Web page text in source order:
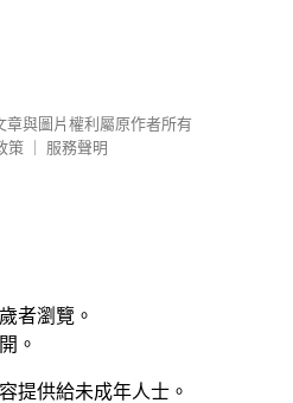
章與圖片權利屬原作者所有
策
服務聲明
者瀏覽。
。
提供給未成年人士。